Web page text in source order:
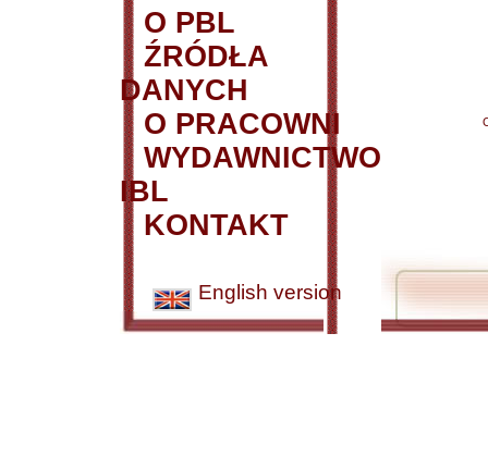
O PBL
ŹRÓDŁA
DANYCH
O PRACOWNI
WYDAWNICTWO
IBL
KONTAKT
English version